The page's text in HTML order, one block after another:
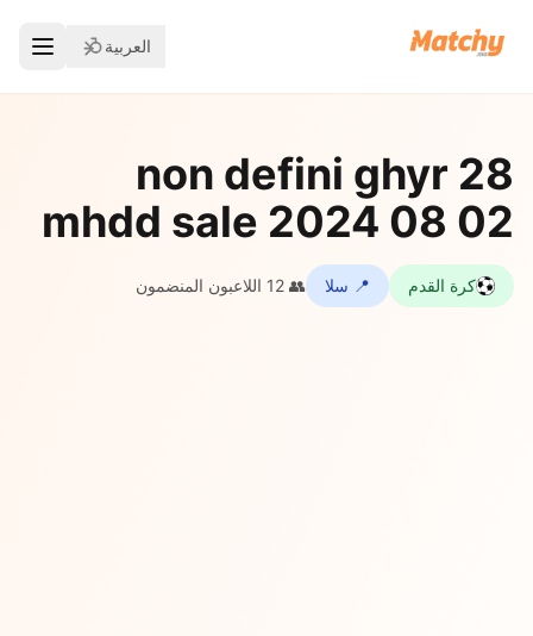
العربية
28 non defini ghyr
mhdd sale 2024 08 02
كرة القدم 📍 سلا 👥 12 اللاعبون المنضمون